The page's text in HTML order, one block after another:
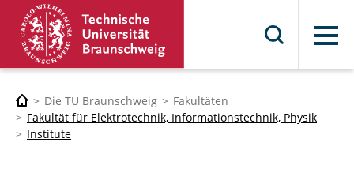
Menü
Die TU Braunschweig
Fakultäten
Fakultät für Elektrotechnik, Informationstechnik, Physik
Institute